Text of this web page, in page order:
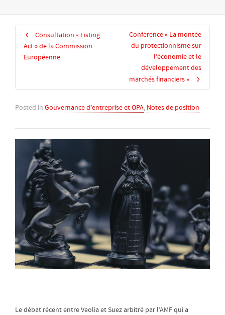
Consultation « Listing
Act » de la Commission
Européenne
Conférence « La montée
du protectionnisme sur
l’économie et le
développement des
marchés financiers »
Posted in Gouvernance d’entreprise et OPA, Notes de position
Le débat récent entre Veolia et Suez arbitré par l’AMF qui a